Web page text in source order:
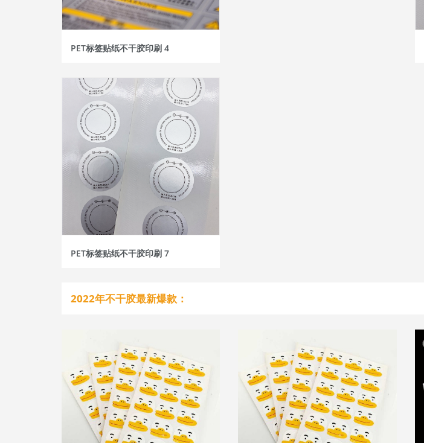
PET标签贴纸不干胶印刷 4
PET标签贴纸不干胶印刷 7
2022年不干胶最新爆款：